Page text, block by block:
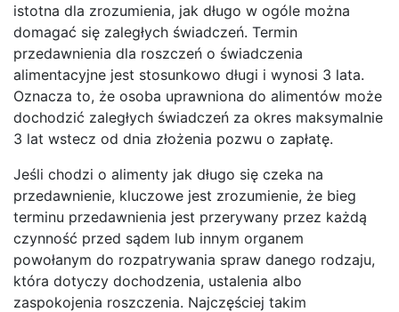
istotna dla zrozumienia, jak długo w ogóle można
domagać się zaległych świadczeń. Termin
przedawnienia dla roszczeń o świadczenia
alimentacyjne jest stosunkowo długi i wynosi 3 lata.
Oznacza to, że osoba uprawniona do alimentów może
dochodzić zaległych świadczeń za okres maksymalnie
3 lat wstecz od dnia złożenia pozwu o zapłatę.
Jeśli chodzi o alimenty jak długo się czeka na
przedawnienie, kluczowe jest zrozumienie, że bieg
terminu przedawnienia jest przerywany przez każdą
czynność przed sądem lub innym organem
powołanym do rozpatrywania spraw danego rodzaju,
która dotyczy dochodzenia, ustalenia albo
zaspokojenia roszczenia. Najczęściej takim